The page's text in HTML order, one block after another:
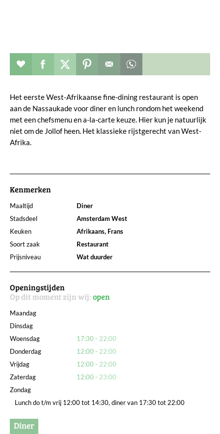
Restaurant toevoegen aan favorieten
Deel dit op facebook
Deel dit op twitter
Deel dit op pinterest
Het eerste West-Afrikaanse fine-dining restaurant is open
aan de Nassaukade voor diner en lunch rondom het weekend
met een chefsmenu en a-la-carte keuze. Hier kun je natuurlijk
niet om de Jollof heen. Het klassieke rijstgerecht van West-
Afrika.
Kenmerken
Maaltijd
Diner
Stadsdeel
Amsterdam West
Keuken
Afrikaans, Frans
Soort zaak
Restaurant
Prijsniveau
Wat duurder
Openingstijden
Op dit moment zijn wij:open
Maandag
Dinsdag
Woensdag
17:30
22:00
Donderdag
12:00
22:00
Vrijdag
12:00
22:00
Zaterdag
12:00
23:00
Zondag
Lunch do t/m vrij 12:00 tot 14:30, diner van 17:30 tot 22:00
Diner